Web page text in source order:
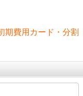
費用カード・分割